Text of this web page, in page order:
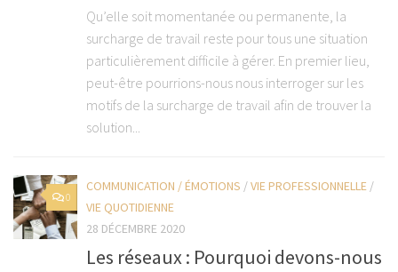
Qu’elle soit momentanée ou permanente, la
surcharge de travail reste pour tous une situation
particulièrement difficile à gérer. En premier lieu,
peut-être pourrions-nous nous interroger sur les
motifs de la surcharge de travail afin de trouver la
solution...
0
COMMUNICATION / ÉMOTIONS /VIE PROFESSIONNELLE /
VIE QUOTIDIENNE
28 DÉCEMBRE 2020
Les réseaux : Pourquoi devons-nous